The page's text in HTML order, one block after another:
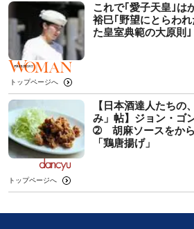
これで｢愛子天皇｣は
裕巳｢野望にとらわ
た皇室典範の大原則｣
トップページへ
【日本酒達人たちの
み」帖】ジョン・ゴ
➁ 胡麻ソースをから
「鶏唐揚げ」
トップページへ